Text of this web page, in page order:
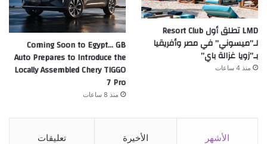
LMD تطلق أول Resort Club
لـ”ميسوني” في مصر وأفريقيا
بـ”زويا غزالة باي”
منذ 4 ساعات
Coming Soon to Egypt… GB
Auto Prepares to Introduce the
Locally Assembled Chery TIGGO
7 Pro
منذ 8 ساعات
الأشهر الأخيرة تعليقات